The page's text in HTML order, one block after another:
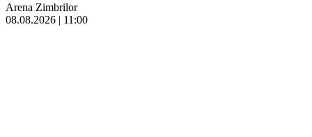
Arena Zimbrilor
08.08.2026 | 11:00